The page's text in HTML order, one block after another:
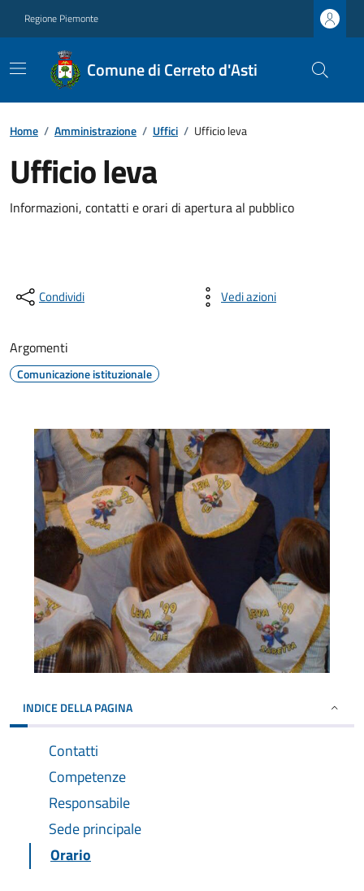
Regione Piemonte
Comune di Cerreto d'Asti
Home / Amministrazione / Uffici / Ufficio leva
Ufficio leva
Informazioni, contatti e orari di apertura al pubblico
Condividi Vedi azioni
Argomenti
Comunicazione istituzionale
INDICE DELLA PAGINA
Contatti
Competenze
Responsabile
Sede principale
Orario